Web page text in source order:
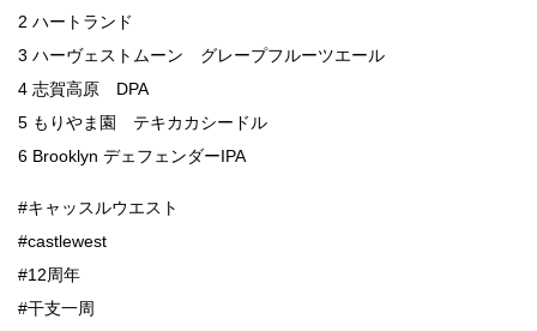
2 ハートランド
3 ハーヴェストムーン グレープフルーツエール
4 志賀高原 DPA
5 もりやま園 テキカカシードル
6 Brooklyn デェフェンダーIPA
#キャッスルウエスト
#castlewest
#12周年
#干支一周